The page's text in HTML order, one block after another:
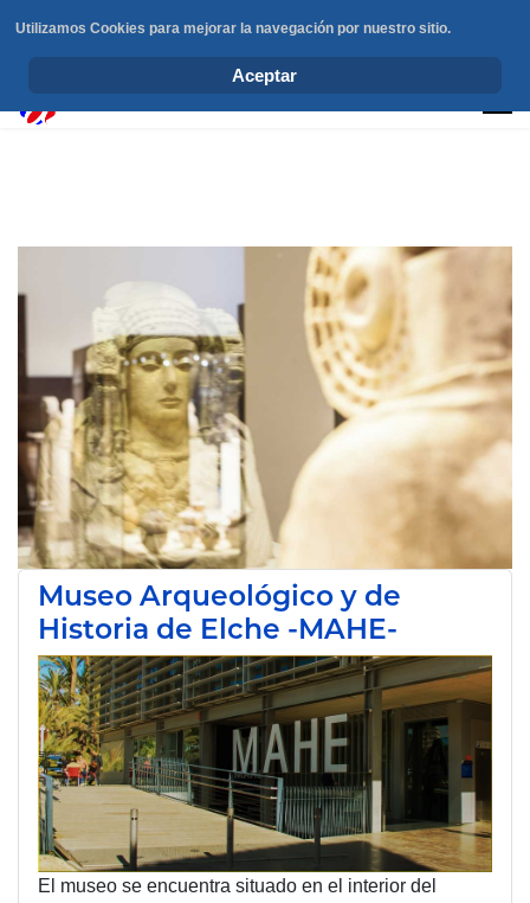
Museo Arqueológico y de
Historia de Elche -MAHE-
El museo se encuentra situado en el interior del
Utilizamos Cookies para mejorar la navegación por nuestro sitio.
Aceptar